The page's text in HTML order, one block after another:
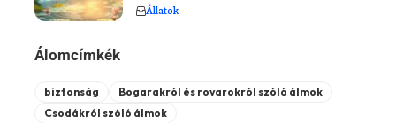
Állatok
Álomcímkék
biztonság
Bogarakról és rovarokról szóló álmok
Csodákról szóló álmok